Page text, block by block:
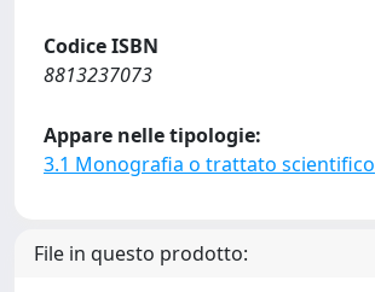
Codice ISBN
8813237073
Appare nelle tipologie:
3.1 Monografia o trattato scientifico
File in questo prodotto: